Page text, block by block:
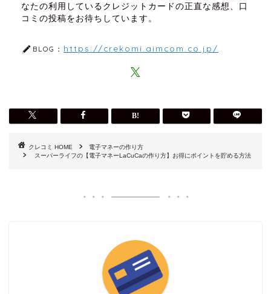
なたの利用しているクレジットカードの正直な感想、口
コミの投稿をお待ちしています。
BLOG： https://crekomi.aimcom.co.jp/
HOME
電子マネーの作り方
スーパーライフの【電子マネーLaCuCaの作り方】お得にポイントを貯める方法